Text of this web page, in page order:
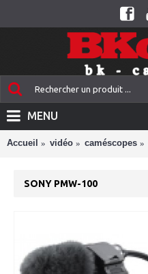
MENU
Accueil vidéo caméscopes
SONY PMW-100